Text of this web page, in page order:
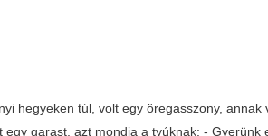
hegyeken túl, volt egy öregasszony,
garast, azt mondja a tyúknak: -